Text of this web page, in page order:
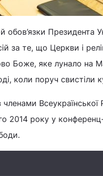
обов’язки Президента
за те, що Церкви і
Боже, яке лунало на
коли поруч свистіли
Всеукраїнської
2014 року у